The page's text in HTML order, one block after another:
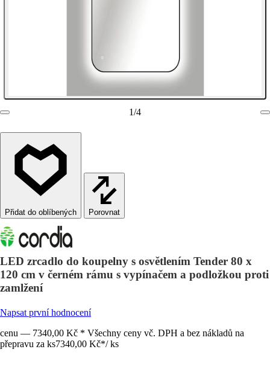
1/4
Porovnat
LED zrcadlo do koupelny s osvětlením Tender 80 x
120 cm v černém rámu s vypínačem a podložkou proti
zamlžení
Napsat první hodnocení
cenu — 7340,00 Kč * Všechny ceny vč. DPH a bez nákladů na
přepravu za ks7340,00 Kč*/ ks